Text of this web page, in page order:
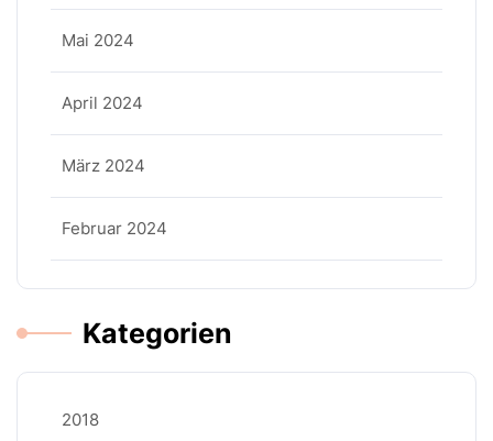
Mai 2024
April 2024
März 2024
Februar 2024
Kategorien
2018